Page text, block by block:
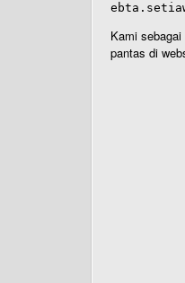
Kami
pantas di